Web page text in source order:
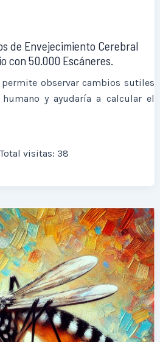
de Envejecimiento Cerebral
con 50.000 Escáneres.
observar cambios sutiles
y ayudaría a calcular el
Total visitas: 38